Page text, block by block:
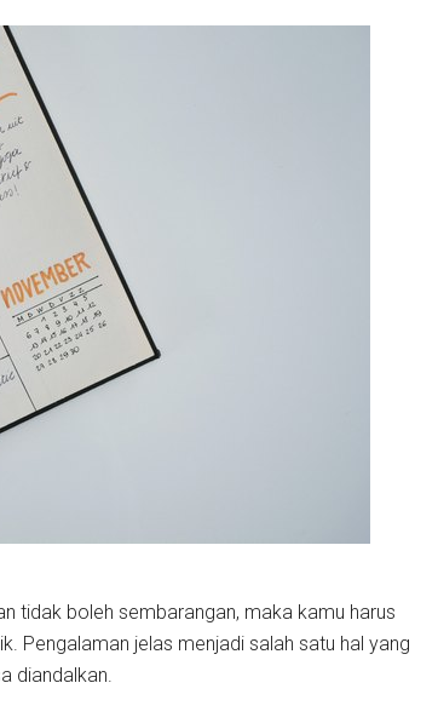
tidak boleh sembarangan, maka kamu harus
Pengalaman jelas menjadi salah satu hal yang
diandalkan.